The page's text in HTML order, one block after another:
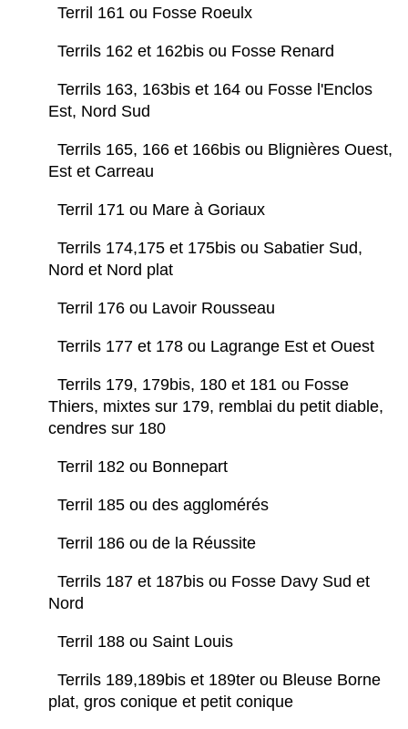
Terril 161 ou Fosse Roeulx
Terrils 162 et 162bis ou Fosse Renard
Terrils 163, 163bis et 164 ou Fosse l'Enclos
Est, Nord Sud
Terrils 165, 166 et 166bis ou Blignières Ouest,
Est et Carreau
Terril 171 ou Mare à Goriaux
Terrils 174,175 et 175bis ou Sabatier Sud,
Nord et Nord plat
Terril 176 ou Lavoir Rousseau
Terrils 177 et 178 ou Lagrange Est et Ouest
Terrils 179, 179bis, 180 et 181 ou Fosse
Thiers, mixtes sur 179, remblai du petit diable,
cendres sur 180
Terril 182 ou Bonnepart
Terril 185 ou des agglomérés
Terril 186 ou de la Réussite
Terrils 187 et 187bis ou Fosse Davy Sud et
Nord
Terril 188 ou Saint Louis
Terrils 189,189bis et 189ter ou Bleuse Borne
plat, gros conique et petit conique